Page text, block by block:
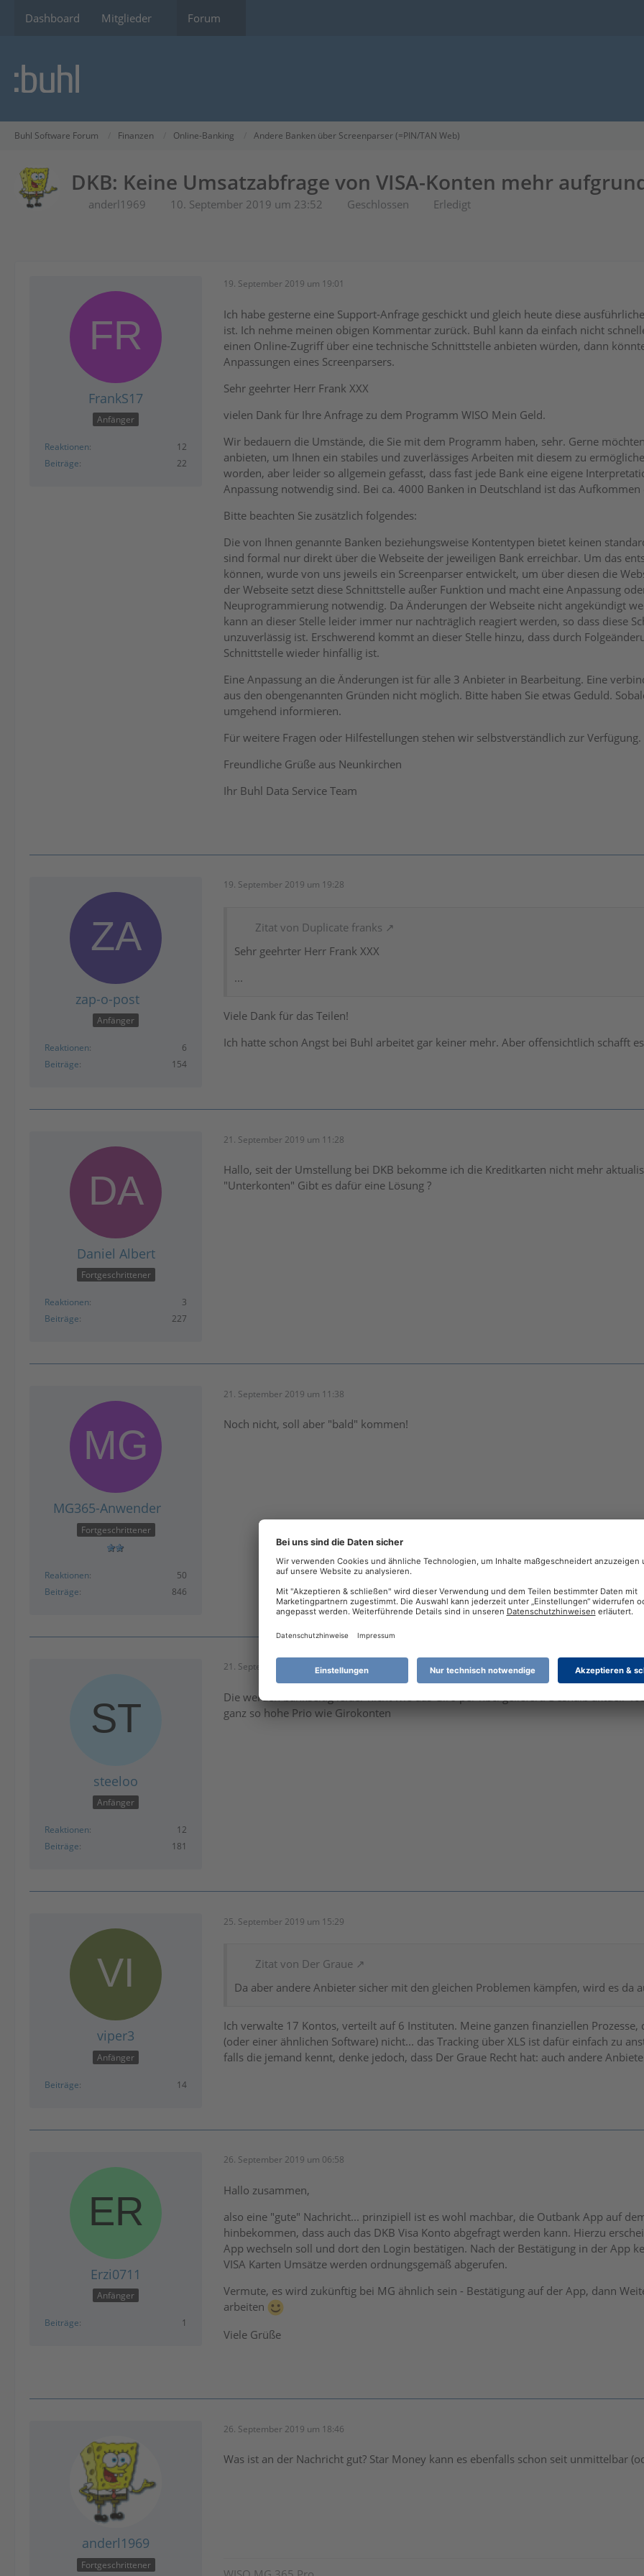
Dashboard Mitglieder Forum
Buhl Software Forum Finanzen Online-Banking Andere Banken über Screenparser (=PIN/TAN Web)
DKB: Keine Umsatzabfrage von VISA-Konten mehr
anderl1969 10. September 2019 um 23:52 Geschlossen Erledigt
FrankS17
Anfänger
Reaktionen
12
Beiträge
22
19. September 2019 um 19:01
Ich habe gesterne eine Support-Anfrage geschickt und gleich heute diese
ist. Ich nehme meinen obigen Kommentar zurück. Buhl kann da einfach nicht
einen Online-Zugriff über eine technische Schnittstelle anbieten würden, dann
Anpassungen eines Screenparsers.
Sehr geehrter Herr Frank XXX
vielen Dank für Ihre Anfrage zu dem Programm WISO Mein Geld.
Wir bedauern die Umstände, die Sie mit dem Programm haben, sehr. Gerne
anbieten, um Ihnen ein stabiles und zuverlässiges Arbeiten mit diesem zu
worden, aber leider so allgemein gefasst, dass fast jede Bank eine eigene
Anpassung notwendig sind. Bei ca. 4000 Banken in Deutschland ist das
Bitte beachten Sie zusätzlich folgendes:
Die von Ihnen genannte Banken beziehungsweise Kontentypen bietet keinen
sind formal nur direkt über die Webseite der jeweiligen Bank erreichbar. Um das
können, wurde von uns jeweils ein Screenparser entwickelt, um über diesen die
der Webseite setzt diese Schnittstelle außer Funktion und macht eine Anpassung
Neuprogrammierung notwendig. Da Änderungen der Webseite nicht angekündigt
kann an dieser Stelle leider immer nur nachträglich reagiert werden, so dass diese
unzuverlässig ist. Erschwerend kommt an dieser Stelle hinzu, dass durch
Schnittstelle wieder hinfällig ist.
Eine Anpassung an die Änderungen ist für alle 3 Anbieter in Bearbeitung. Eine
aus den obengenannten Gründen nicht möglich. Bitte haben Sie etwas Geduld.
umgehend informieren.
Für weitere Fragen oder Hilfestellungen stehen wir selbstverständlich zur Verfügung.
Freundliche Grüße aus Neunkirchen
Ihr Buhl Data Service Team
zap-o-post
Anfänger
Reaktionen
6
Beiträge
154
19. September 2019 um 19:28
Zitat von Duplicate franks
Sehr geehrter Herr Frank XXX
...
Viele Dank für das Teilen!
Ich hatte schon Angst bei Buhl arbeitet gar keiner mehr. Aber offensichtlich schafft
Daniel Albert
Fortgeschrittener
Reaktionen
3
Beiträge
227
21. September 2019 um 11:28
Hallo, seit der Umstellung bei DKB bekomme ich die Kreditkarten nicht mehr
"Unterkonten" Gibt es dafür eine Lösung ?
MG365-Anwender
Fortgeschrittener
Reaktionen
50
Beiträge
846
21. September 2019 um 11:38
Noch nicht, soll aber "bald" kommen!
steeloo
Anfänger
Reaktionen
12
Beiträge
181
21. September 2019 um 17:30
Die werden bankseitig leider nicht wie das Giro per hbci geliefert. Deshalb aktuell
ganz so hohe Prio wie Girokonten
viper3
Anfänger
Beiträge 14
25. September 2019 um 15:29
Zitat von Der Graue
Da aber andere Anbieter sicher mit den gleichen Problemen kämpfen, wird es da
Ich verwalte 17 Kontos, verteilt auf 6 Instituten. Meine ganzen finanziellen
(oder einer ähnlichen Software) nicht... das Tracking über XLS ist dafür einfach zu
falls die jemand kennt, denke jedoch, dass Der Graue Recht hat: auch andere
Erzi0711
Anfänger
Beiträge 1
26. September 2019 um 06:58
Hallo zusammen,
also eine "gute" Nachricht... prinzipiell ist es wohl machbar, die Outbank App auf
hinbekommen, dass auch das DKB Visa Konto abgefragt werden kann. Hierzu
App wechseln soll und dort den Login bestätigen. Nach der Bestätigung in der App
VISA Karten Umsätze werden ordnungsgemäß abgerufen.
Vermute, es wird zukünftig bei MG ähnlich sein - Bestätigung auf der App, dann
arbeiten
Viele Grüße
anderl1969
Fortgeschrittener
26. September 2019 um 18:46
Was ist an der Nachricht gut? Star Money kann es ebenfalls schon seit unmittelbar